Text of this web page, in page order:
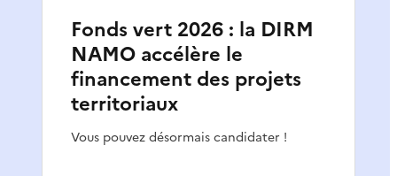
Fonds vert 2026 : la DIRM
NAMO accélère le
financement des projets
territoriaux
Vous pouvez désormais candidater !